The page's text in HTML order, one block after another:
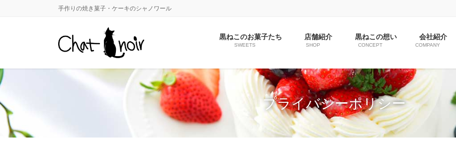
移
動
ン
に
移
動
手作りの焼き菓子・ケーキのシャノワール
黒ねこのお菓子たち
SWEETS
店舗紹介
SHOP
黒ねこの想い
CONCEPT
会社紹介
COMPANY
プライバシーポリシー